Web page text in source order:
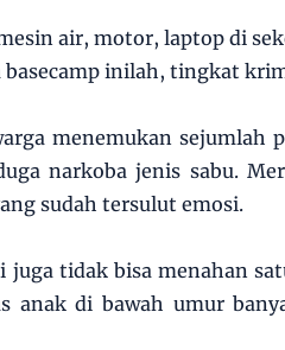
air, motor, laptop di
basecamp inilah, tingkat
menemukan sejumlah
narkoba jenis sabu.
sudah tersulut emosi.
juga tidak bisa menahan
anak di bawah umur